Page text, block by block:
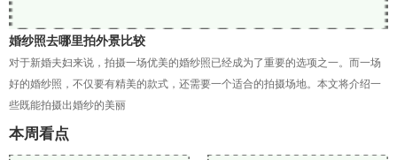
婚纱照去哪里拍外景比较
对于新婚夫妇来说，拍摄一场优美的婚纱照已经成为了重要的选项之一。而一场
好的婚纱照，不仅要有精美的款式，还需要一个适合的拍摄场地。本文将介绍一
些既能拍摄出婚纱的美丽
本周看点